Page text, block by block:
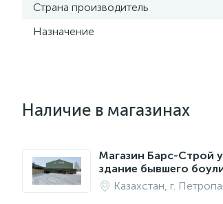
Страна производитель
Назначение
Наличие в магазинах
Магазин Барс-Строй
здание бывшего
Казахстан, г.